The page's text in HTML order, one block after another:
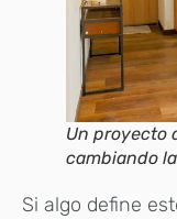
Un proyecto
cambiando
Si algo define